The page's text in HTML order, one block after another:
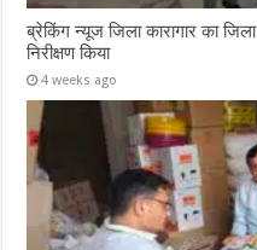
ब्रेकिंग न्यूज जिला कारागार का
निरीक्षण किया
4 weeks ago